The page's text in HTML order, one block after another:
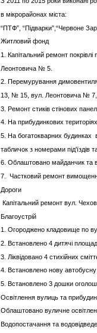
в мікрорайонах міста:
“ПТФ”, “Підварки”,“Червоне
Житловий фонд
1. Капітальний ремонт
Леонтовича № 5.
2. Перемурування
13, № 15, вул. Леонтовича №
3. Ремонт стиків стінових
4. На прибудинкових
5. На богатокварних будинках
табличок з номерами під'їздів
6. Облаштовано майданчик та
7. Частковий ремонт
Дороги
Капітальний ремонт вул.
Благоустрій
1. Огороджено кладовище по
2. Встановлено 4 дитячі
3. Ліквідовано 4 стихійних
4. Встановлено нову автобусну
5. Встановлено 3 дошки
Освітлення вулиць та
Облаштовано вуличне
Водопостачання та